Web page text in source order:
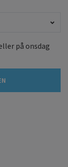
på onsdag